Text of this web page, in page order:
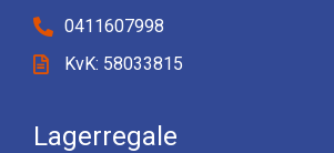
0411607998
KvK: 58033815
Lagerregale